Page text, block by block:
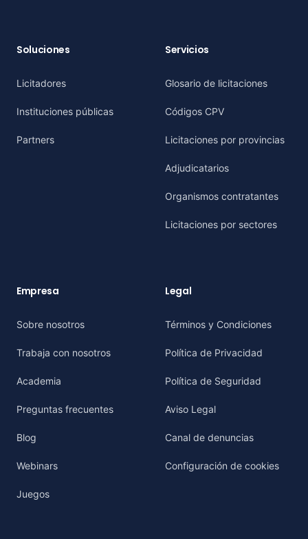
Soluciones
Licitadores
Instituciones públicas
Partners
Servicios
Glosario de licitaciones
Códigos CPV
Licitaciones por provincias
Adjudicatarios
Organismos contratantes
Licitaciones por sectores
Empresa
Sobre nosotros
Trabaja con nosotros
Academia
Preguntas frecuentes
Blog
Webinars
Juegos
Legal
Términos y Condiciones
Política de Privacidad
Política de Seguridad
Aviso Legal
Canal de denuncias
Configuración de cookies